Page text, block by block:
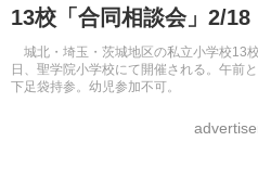
自由研究教材（小学生向け） 自由研究教
13校「合同相談会」2/18
城北・埼玉・茨城地区の私立小学校13
日、聖学院小学校にて開催される。午前
下足袋持参。幼児参加不可。